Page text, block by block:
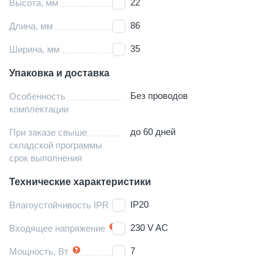
Высота, мм
Длина, мм 86
Ширина, мм 35
Упаковка и доставка
Особенность
комплектации
Без проводов
При заказе свыше
складской программы
срок выполнения
до 60 дней
Технические характеристики
Влагоустойчивость IPR IP20
Входящее напряжение 230 V AC
Мощность, Вт 7